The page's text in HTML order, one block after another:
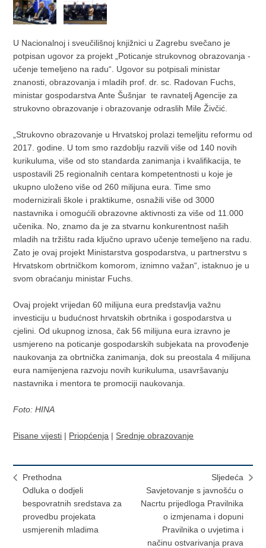
U Nacionalnoj i sveučilišnoj knjižnici u Zagrebu svečano je
potpisan ugovor za projekt „Poticanje strukovnog obrazovanja -
učenje temeljeno na radu“. Ugovor su potpisali ministar
znanosti, obrazovanja i mladih prof. dr. sc. Radovan Fuchs,
ministar gospodarstva Ante Šušnjar te ravnatelj Agencije za
strukovno obrazovanje i obrazovanje odraslih Mile Živčić.
„Strukovno obrazovanje u Hrvatskoj prolazi temeljitu reformu od
2017. godine. U tom smo razdoblju razvili više od 140 novih
kurikuluma, više od sto standarda zanimanja i kvalifikacija, te
uspostavili 25 regionalnih centara kompetentnosti u koje je
ukupno uloženo više od 260 milijuna eura. Time smo
modernizirali škole i praktikume, osnažili više od 3000
nastavnika i omogućili obrazovne aktivnosti za više od 11.000
učenika. No, znamo da je za stvarnu konkurentnost naših
mladih na tržištu rada ključno upravo učenje temeljeno na radu.
Zato je ovaj projekt Ministarstva gospodarstva, u partnerstvu s
Hrvatskom obrtničkom komorom, iznimno važan“, istaknuo je u
svom obraćanju ministar Fuchs.
Ovaj projekt vrijedan 60 milijuna eura predstavlja važnu
investiciju u budućnost hrvatskih obrtnika i gospodarstva u
cjelini. Od ukupnog iznosa, čak 56 milijuna eura izravno je
usmjereno na poticanje gospodarskih subjekata na provođenje
naukovanja za obrtnička zanimanja, dok su preostala 4 milijuna
eura namijenjena razvoju novih kurikuluma, usavršavanju
nastavnika i mentora te promociji naukovanja.
Foto: HINA
Pisane vijesti | Priopćenja | Srednje obrazovanje
Prethodna
Odluka o dodjeli
bespovratnih sredstava za
provedbu projekata
usmjerenih mladima
Sljedeća
Savjetovanje s javnošću o
Nacrtu prijedloga Pravilnika
o izmjenama i dopuni
Pravilnika o uvjetima i
načinu ostvarivanja prava